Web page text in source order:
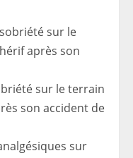
sur le terrain
son accident de